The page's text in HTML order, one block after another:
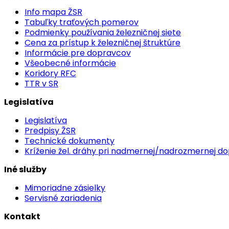
Info mapa ŽSR
Tabuľky traťových pomerov
Podmienky používania železničnej siete
Cena za prístup k železničnej štruktúre
Informácie pre dopravcov
Všeobecné informácie
Koridory RFC
TTR v SR
Legislatíva
Legislatíva
Predpisy ŽSR
Technické dokumenty
Kríženie žel. dráhy pri nadmernej/nadrozmernej
Iné služby
Mimoriadne zásielky
Servisné zariadenia
Kontakt